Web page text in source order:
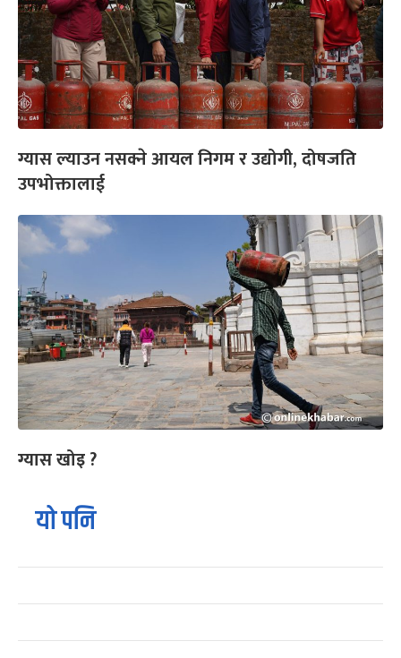
ग्यास ल्याउन नसक्ने आयल निगम र उद्योगी, दोषजति
उपभोक्तालाई
ग्यास खोइ ?
यो पनि